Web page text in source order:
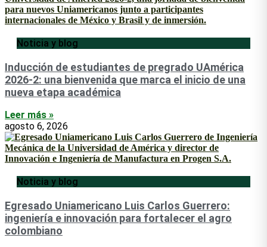
Noticia y blog
Inducción de estudiantes de pregrado UAmérica
2026-2: una bienvenida que marca el inicio de una
nueva etapa académica
Leer más »
agosto 6, 2026
Noticia y blog
Egresado Uniamericano Luis Carlos Guerrero:
ingeniería e innovación para fortalecer el agro
colombiano